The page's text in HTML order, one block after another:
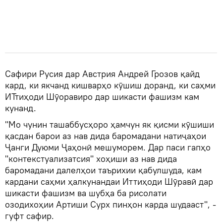
Сафири Русия дар Австрия Андрей Грозов қайд
кард, ки якчанд кишварҳо кӯшиш доранд, ки саҳми
ИТтиҳоди Шӯоравиро дар шикасти фашизм кам
кунанд.
"Мо чунин ташаббусҳоро ҳамчун як қисми кӯшиши
қасдан барои аз нав дида баромадани натиҷаҳои
Ҷанги Дуюми Ҷаҳонӣ мешуморем. Дар паси гапҳо
"контекстуализатсия" хоҳиши аз нав дида
баромадани далелҳои таърихии қабулшуда, кам
кардани саҳми ҳалкунандаи Иттиҳоди Шӯравӣ дар
шикасти фашизм ва шубҳа ба рисолати
озодихоҳии Артиши Сурх пинҳон карда шудааст", -
гуфт сафир.